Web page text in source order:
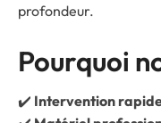
profondeur.
Pourquoi
✔️ Intervention